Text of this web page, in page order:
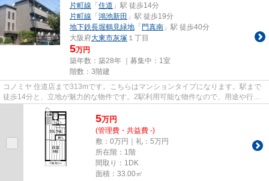
片町線 「 住道 」駅 徒歩14分
片町線 「 鴻池新田 」駅 徒歩19分
地下鉄長堀鶴見緑地 「 門真南 」駅 徒歩40分
大阪府大東市灰塚 １丁目
5万円
築年数：築28年 ｜募集中： 1室
階数：3階建
コノミヤ 住道店まで313mです。こちらはマンションタイプになります。駅まで
徒歩14分と、立地が魅力的な物件です。2駅利用可能な物件なので、用途や行き
先に応じて経路を選択できます...
5万円
(管理費・共益費 -)
敷：0万円｜礼：5万円
所在階：1階
間取り：1DK
面積：33.00㎡